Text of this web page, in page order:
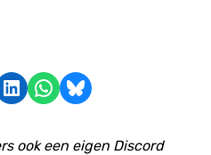
Delen op LinkedIn Delen via WhatsApp Share on Bluesky
ook een eigen Discord